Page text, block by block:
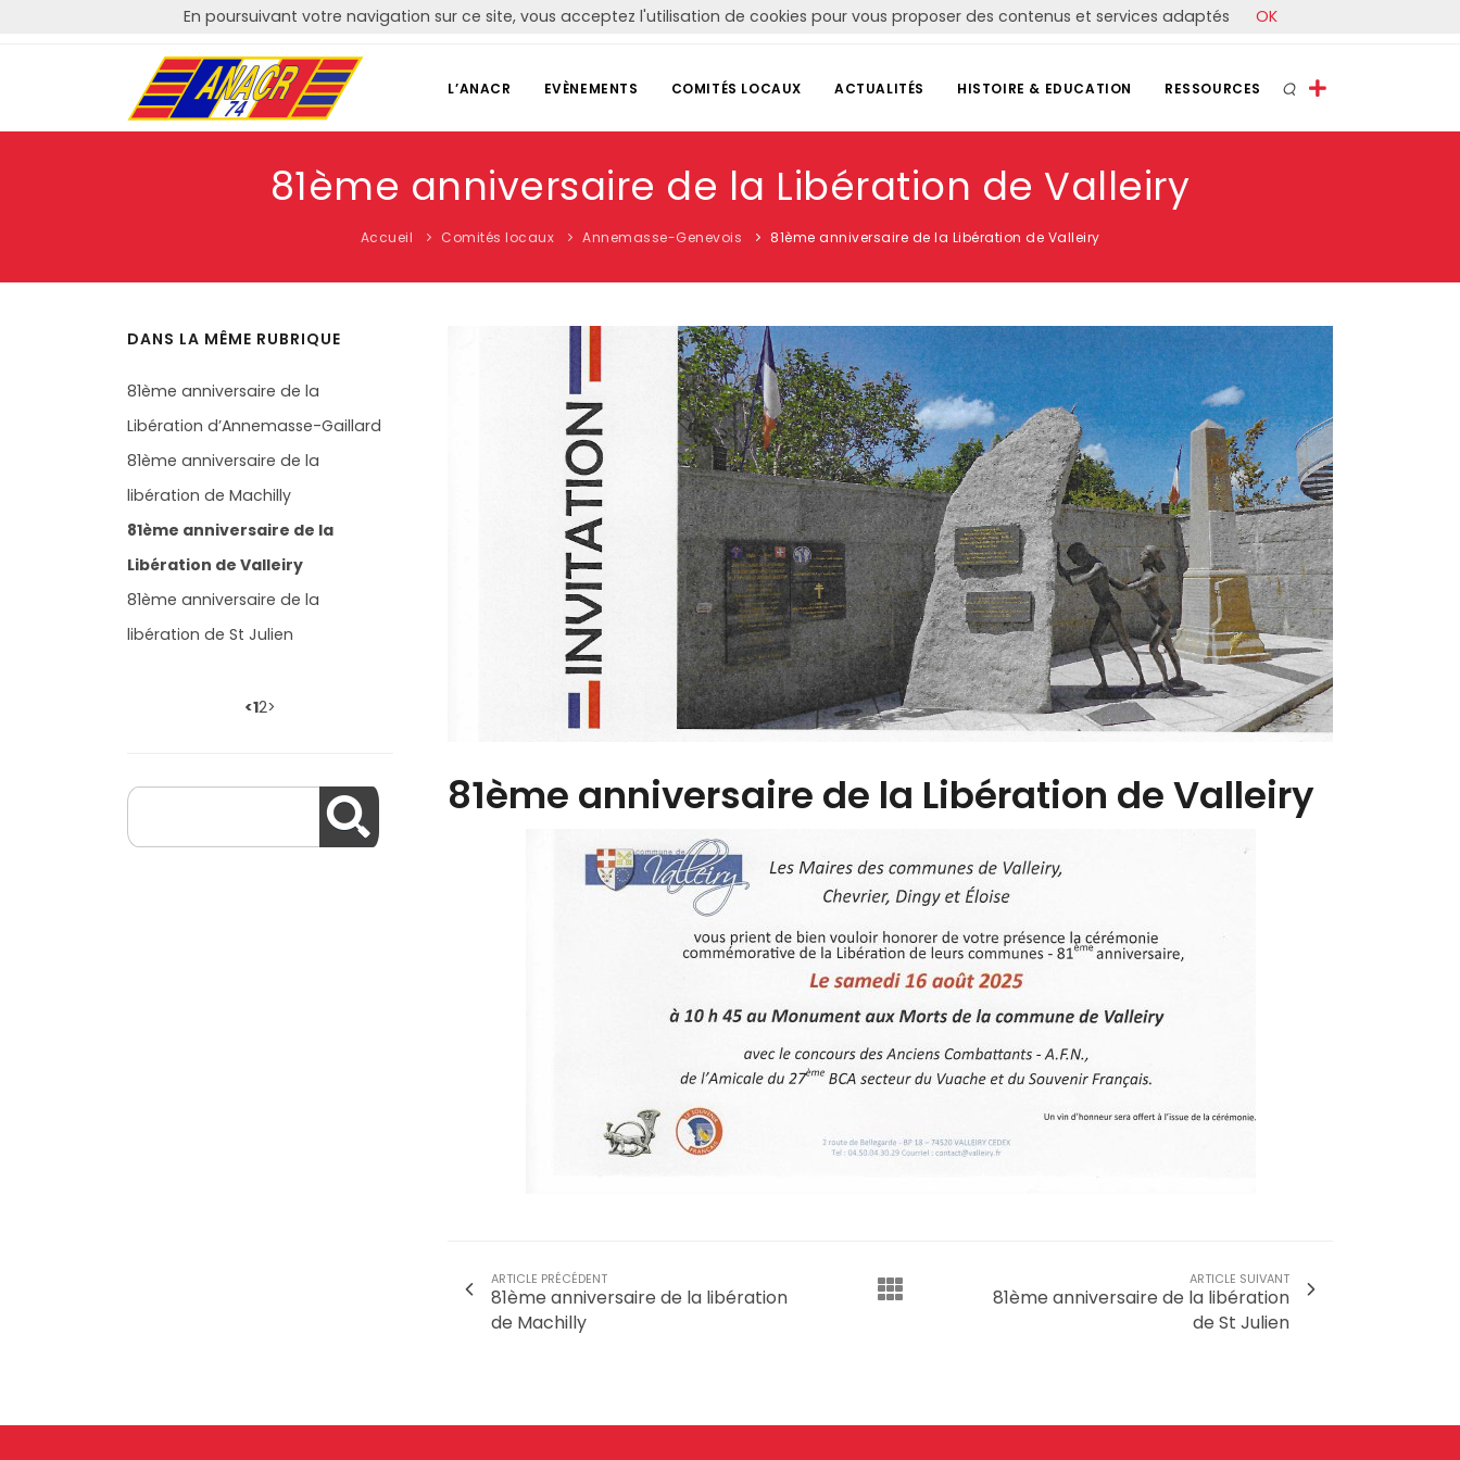
Courriel: contact@anacr74.fr
L’ANACR EVÈNEMENTS COMITÉS LOCAUX ACTUALITÉS HISTOIRE & EDUCATION RESSOURCES
81ème anniversaire de la Libération de Valleiry
Accueil Comités locaux Annemasse-Genevois 81ème anniversaire de la Libération de Valleiry
81ème anniversaire de la Libération de Valleiry
ARTICLE PRÉCÉDENT
81ème anniversaire de la libération
de Machilly
ARTICLE SUIVANT
81ème anniversaire de la libération
de St Julien
DANS LA MÊME RUBRIQUE
81ème anniversaire de la
Libération d’Annemasse-Gaillard
81ème anniversaire de la
libération de Machilly
81ème anniversaire de la
Libération de Valleiry
81ème anniversaire de la
libération de St Julien
<12>
En poursuivant votre navigation sur ce site, vous acceptez l'utilisation de cookies pour vous proposer des contenus et services adaptés OK